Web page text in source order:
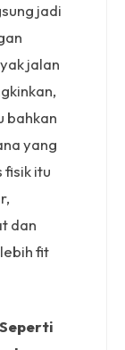
jadi
jalan
bahkan
yang
fisik itu
dan
fit